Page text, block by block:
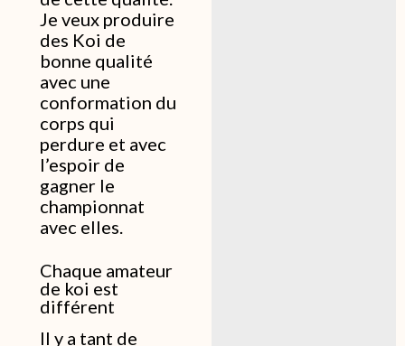
Je veux produire
des Koi de
bonne qualité
avec une
conformation du
corps qui
perdure et avec
l’espoir de
gagner le
championnat
avec elles.
Chaque amateur
de koi est
différent
Il y a tant de